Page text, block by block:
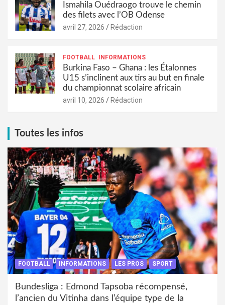
Ismahila Ouédraogo trouve le chemin
des filets avec l’OB Odense
avril 27, 2026 Rédaction
FOOTBALL INFORMATIONS
Burkina Faso – Ghana : les Étalonnes
U15 s’inclinent aux tirs au but en finale
du championnat scolaire africain
avril 10, 2026 Rédaction
Toutes les infos
FOOTBALL INFORMATIONS LES PROS SPORT
Bundesliga : Edmond Tapsoba récompensé,
l’ancien du Vitinha dans l’équipe type de la